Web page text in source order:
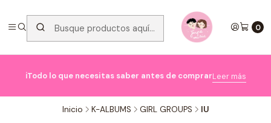
0
ℹ️Todo lo que necesitas saber antes de comprarLeer más
Inicio K-ALBUMS GIRL GROUPS IU